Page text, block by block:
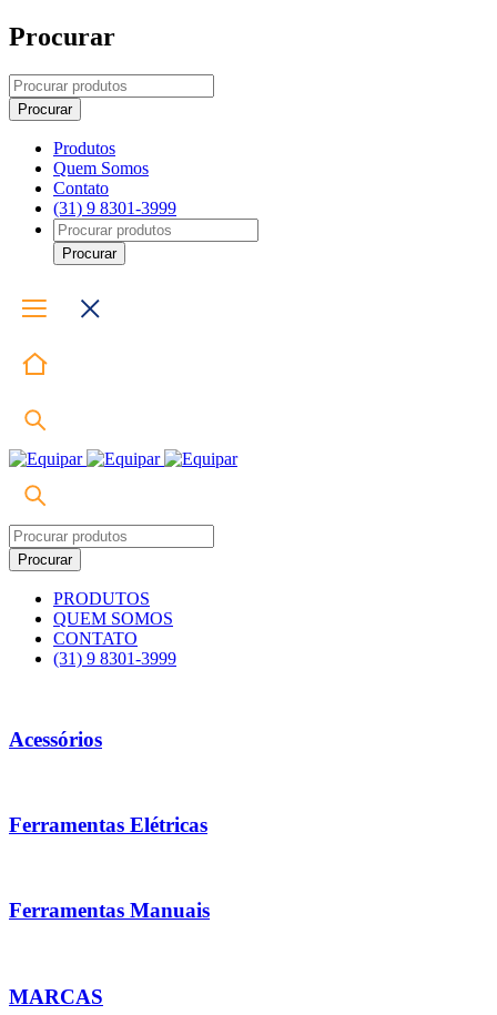
Procurar
Produtos
Quem Somos
Contato
(31) 9 8301-3999
PRODUTOS
QUEM SOMOS
CONTATO
(31) 9 8301-3999
Acessórios
Ferramentas Elétricas
Ferramentas Manuais
MARCAS